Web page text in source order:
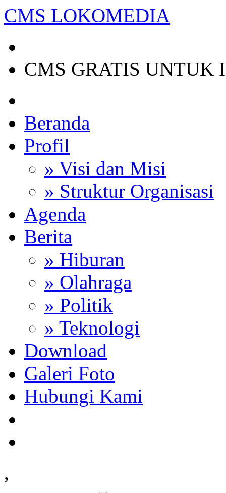
CMS LOKOMEDIA
CMS GRATIS UNTUK
Beranda
Profil
» Visi dan Misi
» Struktur Organisasi
Agenda
Berita
» Hiburan
» Olahraga
» Politik
» Teknologi
Download
Galeri Foto
Hubungi Kami
,